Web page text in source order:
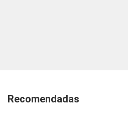
Recomendadas